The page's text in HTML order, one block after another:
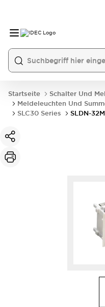
Startseite
Schalter Und
Meldeleuchten Und
SLC30 Series
SLDN-